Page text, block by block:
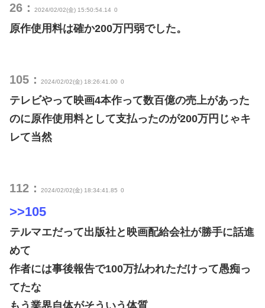
26： 2024/02/02(金) 15:50:54.14 0
原作使用料は確か200万円弱でした。
105： 2024/02/02(金) 18:26:41.00 0
テレビやって映画4本作って数百億の売上があった
のに原作使用料として支払ったのが200万円じゃキ
レて当然
112： 2024/02/02(金) 18:34:41.85 0
>>105
テルマエだって出版社と映画配給会社が勝手に話進
めて
作者には事後報告で100万払われただけって愚痴っ
てたな